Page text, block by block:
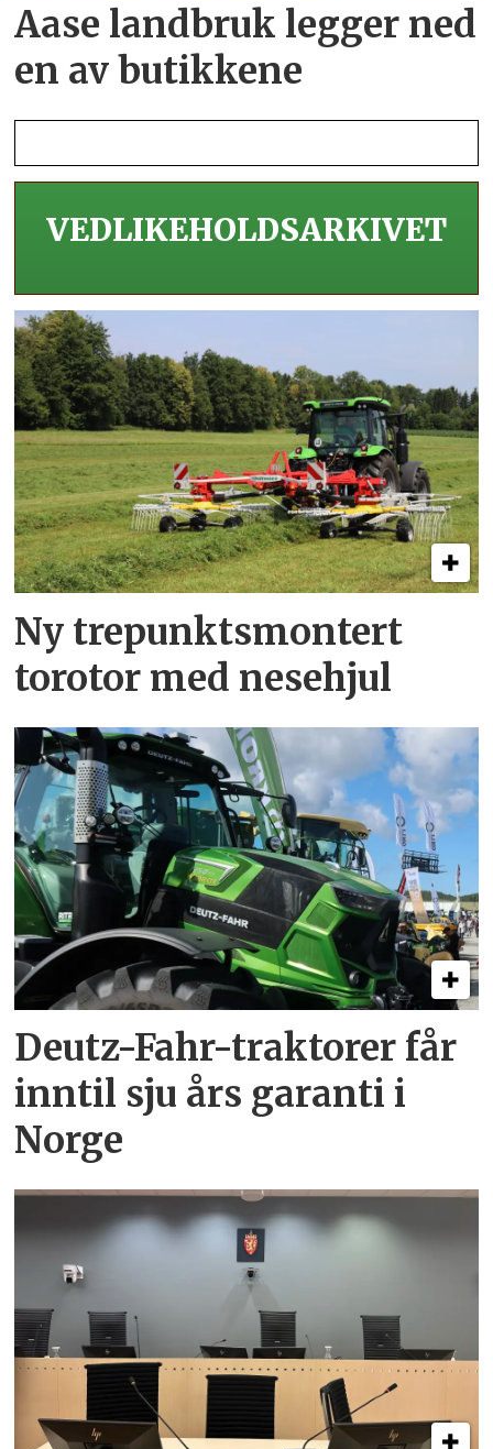
Aase landbruk legger ned
en av butikkene
VEDLIKEHOLDS­ARKIVET
Ny trepunkts­montert
torotor med nesehjul
Deutz-Fahr-traktorer får
inntil sju års garanti i
Norge